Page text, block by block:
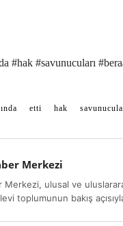
#hak #savunucuları
etti hak
Merkezi
ulusal ve
toplumunun bakış